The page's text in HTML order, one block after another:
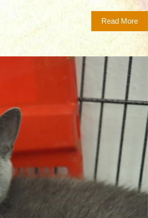
Read More